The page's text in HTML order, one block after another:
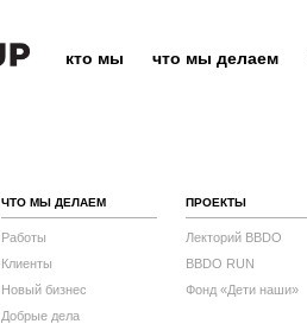
кто мы что мы делаем
ЧТО МЫ ДЕЛАЕМ
Работы
Клиенты
Новый бизнес
Добрые дела
ПРОЕКТЫ
Лекторий BBDO
BBDO RUN
Фонд «Дети наши»